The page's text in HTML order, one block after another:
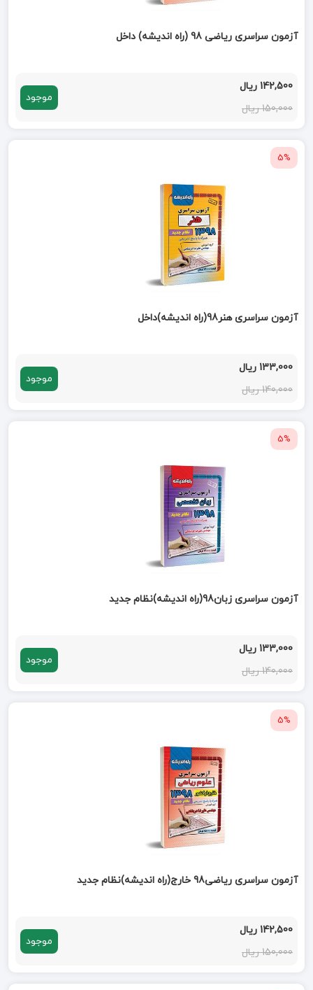
آزمون سراسری ریاضی 98 (راه اندیشه) داخل
142,500 ریال
150,000 ریال
موجود
5%
آزمون سراسری هنر98(راه اندیشه)داخل
133,000 ریال
140,000 ریال
موجود
5%
آزمون سراسری زبان98(راه اندیشه)نظام جدید
133,000 ریال
140,000 ریال
موجود
5%
آزمون سراسری ریاضی98 خارج(راه اندیشه)نظام جدید
142,500 ریال
150,000 ریال
موجود